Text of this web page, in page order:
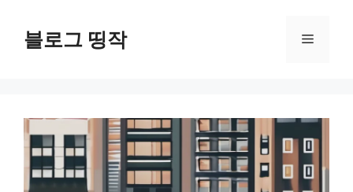
블로그 띵작 메